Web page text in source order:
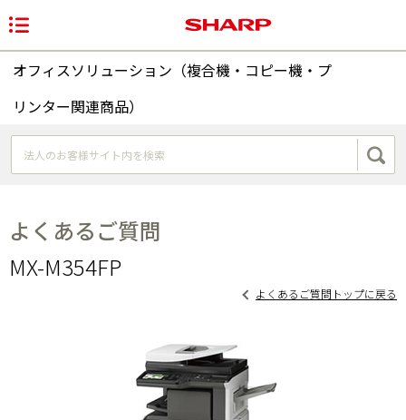
オフィスソリューション（複合機・コピー機・プ
リンター関連商品）
よくあるご質問
MX-M354FP
よくあるご質問トップに戻る